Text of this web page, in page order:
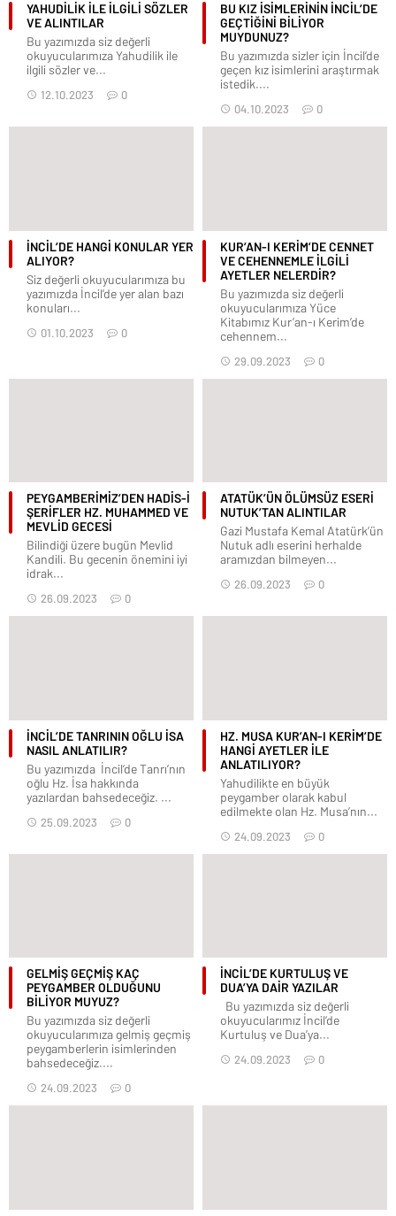
YAHUDİLİK İLE İLGİLİ SÖZLER
VE ALINTILAR
Bu yazımızda siz değerli
okuyucularımıza Yahudilik ile
ilgili sözler ve...
12.10.2023 0
BU KIZ İSİMLERİNİN İNCİL’DE
GEÇTİĞİNİ BİLİYOR
MUYDUNUZ?
Bu yazımızda sizler için İncil’de
geçen kız isimlerini araştırmak
istedik....
04.10.2023 0
İNCİL’DE HANGİ KONULAR YER
ALIYOR?
Siz değerli okuyucularımıza bu
yazımızda İncil’de yer alan bazı
konuları...
01.10.2023 0
KUR’AN-I KERİM’DE CENNET
VE CEHENNEMLE İLGİLİ
AYETLER NELERDİR?
Bu yazımızda siz değerli
okuyucularımıza Yüce
Kitabımız Kur’an-ı Kerim’de
cehennem...
29.09.2023 0
PEYGAMBERİMİZ’DEN HADİS-İ
ŞERİFLER HZ. MUHAMMED VE
MEVLİD GECESİ
Bilindiği üzere bugün Mevlid
Kandili. Bu gecenin önemini iyi
idrak...
26.09.2023 0
ATATÜK’ÜN ÖLÜMSÜZ ESERİ
NUTUK’TAN ALINTILAR
Gazi Mustafa Kemal Atatürk’ün
Nutuk adlı eserini herhalde
aramızdan bilmeyen...
26.09.2023 0
İNCİL’DE TANRININ OĞLU İSA
NASIL ANLATILIR?
Bu yazımızda İncil’de Tanrı’nın
oğlu Hz. İsa hakkında
yazılardan bahsedeceğiz. ...
25.09.2023 0
HZ. MUSA KUR’AN-I KERİM’DE
HANGİ AYETLER İLE
ANLATILIYOR?
Yahudilikte en büyük
peygamber olarak kabul
edilmekte olan Hz. Musa’nın...
24.09.2023 0
GELMİŞ GEÇMİŞ KAÇ
PEYGAMBER OLDUĞUNU
BİLİYOR MUYUZ?
Bu yazımızda siz değerli
okuyucularımıza gelmiş geçmiş
peygamberlerin isimlerinden
bahsedeceğiz....
24.09.2023 0
İNCİL’DE KURTULUŞ VE
DUA’YA DAİR YAZILAR
Bu yazımızda siz değerli
okuyucularımız İncil’de
Kurtuluş ve Dua’ya...
24.09.2023 0